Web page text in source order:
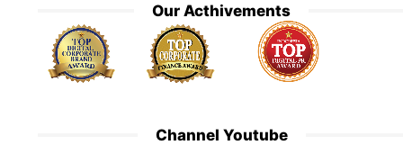
Our Acthivements
Channel Youtube